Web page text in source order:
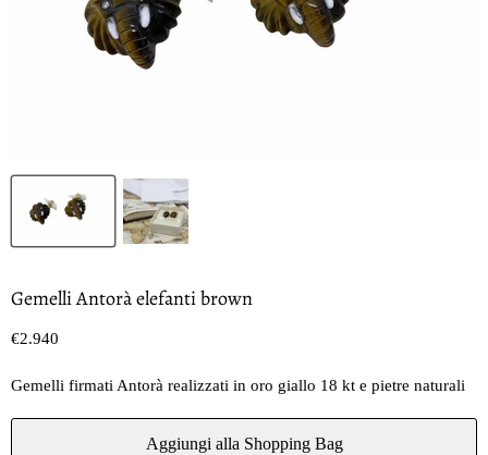
Gemelli Antorà elefanti brown
Prezzo oggi
€2.940
Gemelli firmati Antorà realizzati in oro giallo 18 kt e pietre naturali
Aggiungi alla Shopping Bag